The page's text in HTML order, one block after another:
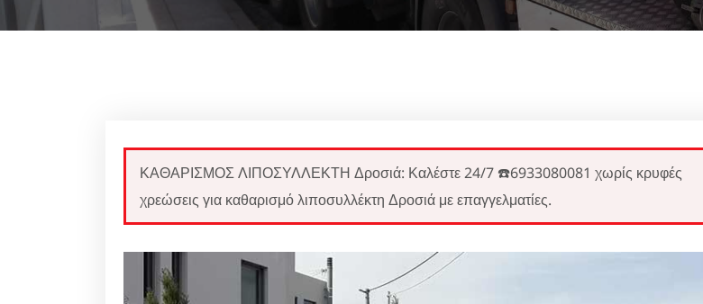
ΚΑΘΑΡΙΣΜΟΣ ΛΙΠΟΣΥΛΛΕΚΤΗ Δροσιά: Καλέστε 24/7 ☎️6933080081 χωρίς κρυφές
χρεώσεις για καθαρισμό λιποσυλλέκτη Δροσιά με επαγγελματίες.